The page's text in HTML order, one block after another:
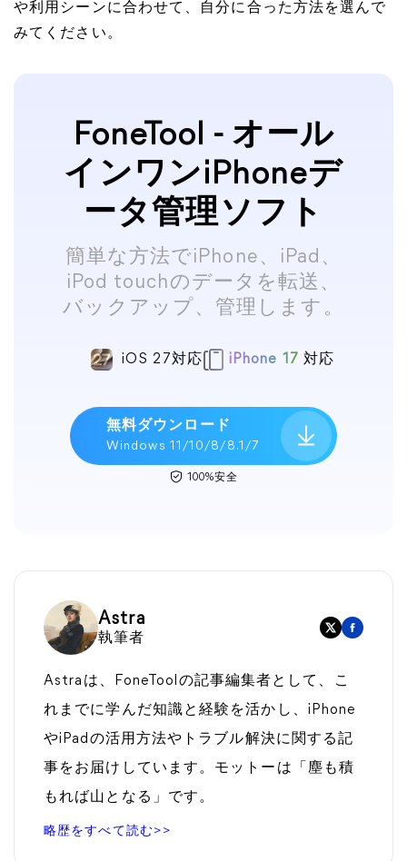
や利用シーンに合わせて、自分に合った方法を選んで
みてください。
FoneTool - オール
インワンiPhoneデ
ータ管理ソフト
簡単な方法でiPhone、iPad、
iPod touchのデータを転送、
バックアップ、管理します。
iOS 27対応 iPhone 17 対応
無料ダウンロード
Windows 11/10/8/8.1/7
100%安全
Astra
執筆者
Astraは、FoneToolの記事編集者として、こ
れまでに学んだ知識と経験を活かし、iPhone
やiPadの活用方法やトラブル解決に関する記
事をお届けしています。モットーは「塵も積
もれば山となる」です。
略歴をすべて読む>>